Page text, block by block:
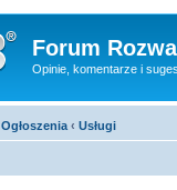
Forum
Opinie, komentarze i
Ogłoszenia ‹ Usługi